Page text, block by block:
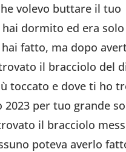
volevo buttare il tuo
hai dormito ed era
hai fatto, ma dopo
il bracciolo del
toccato e dove ti ho
2023 per tuo grande
il bracciolo
poteva averlo